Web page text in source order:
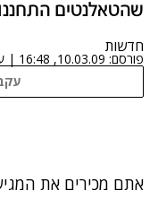
שהטאלנטים
חדשות
פורסם: 10.03.09, 16:48
|
אתם מכירים את